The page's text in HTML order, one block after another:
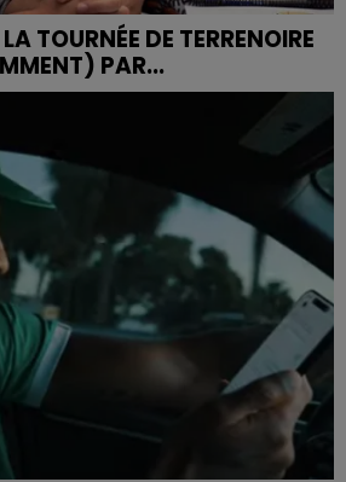
TOURNÉE DE TERRENOIRE
PAR...